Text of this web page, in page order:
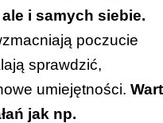
i samych siebie.
poczucie
sprawdzić,
umiejętności.
jak np.